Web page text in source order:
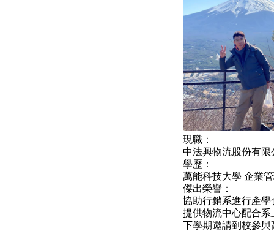
現職：
中法興物流股份有限
學歷：
萬能科技大學 企業
傑出榮譽：
協助行銷系進行產學
提供物流中心配合
下學期邀請到校參